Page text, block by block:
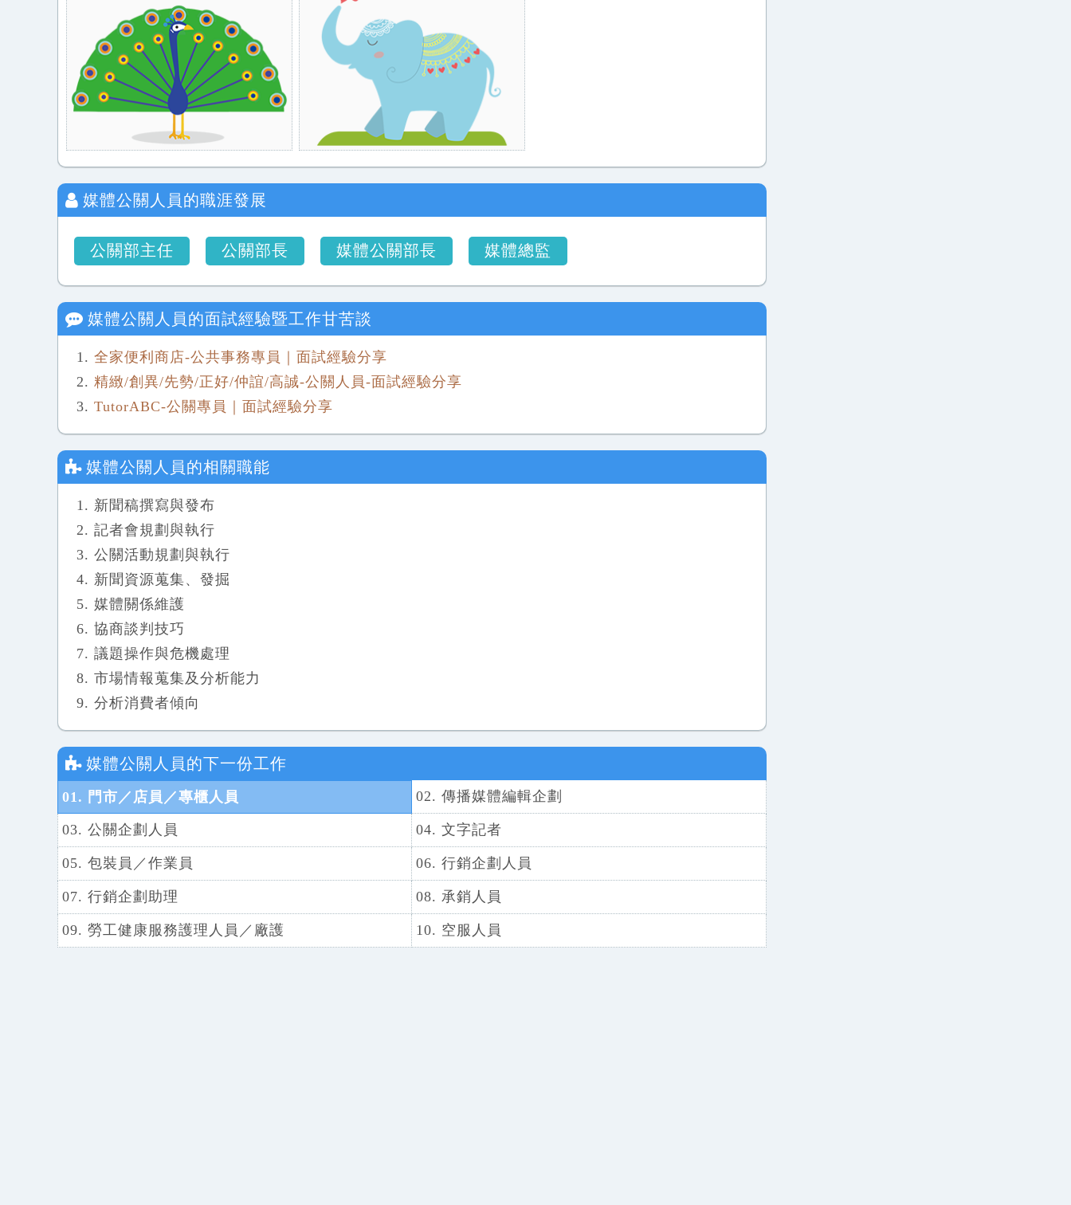
媒體公關人員 的職涯發展
公關部主任 公關部長 媒體公關部長 媒體總監
媒體公關人員 的面試經驗暨工作甘苦談
全家便利商店-公共事務專員｜面試經驗分享
精緻/創異/先勢/正好/仲誼/高誠-公關人員-面試經驗分享
TutorABC-公關專員｜面試經驗分享
媒體公關人員 的相關職能
新聞稿撰寫與發布
記者會規劃與執行
公關活動規劃與執行
新聞資源蒐集、發掘
媒體關係維護
協商談判技巧
議題操作與危機處理
市場情報蒐集及分析能力
分析消費者傾向
媒體公關人員 的下一份工作
01. 門市／店員／專櫃人員 02. 傳播媒體編輯企劃
03. 公關企劃人員 04. 文字記者
05. 包裝員／作業員 06. 行銷企劃人員
07. 行銷企劃助理 08. 承銷人員
09. 勞工健康服務護理人員／廠護 10. 空服人員